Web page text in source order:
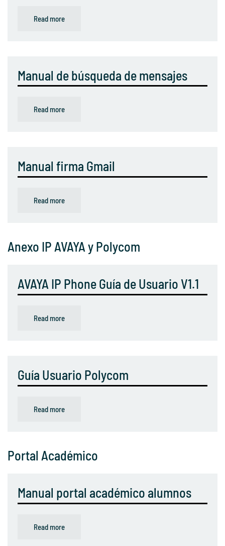
Read more
Manual de búsqueda de mensajes
Read more
Manual firma Gmail
Read more
Anexo IP AVAYA y Polycom
AVAYA IP Phone Guía de Usuario V1.1
Read more
Guía Usuario Polycom
Read more
Portal Académico
Manual portal académico alumnos
Read more